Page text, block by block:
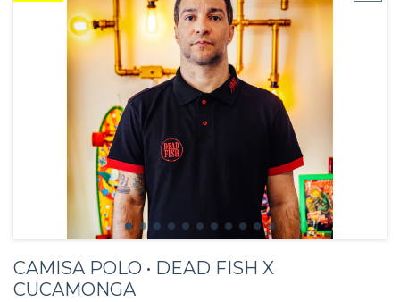
CAMISA POLO • DEAD FISH X
CUCAMONGA